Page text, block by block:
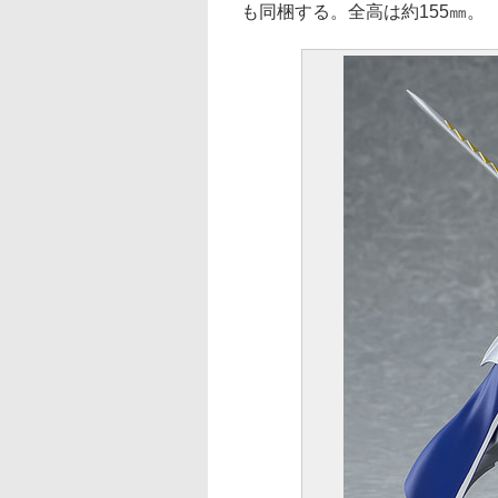
も同梱する。全高は約155㎜。